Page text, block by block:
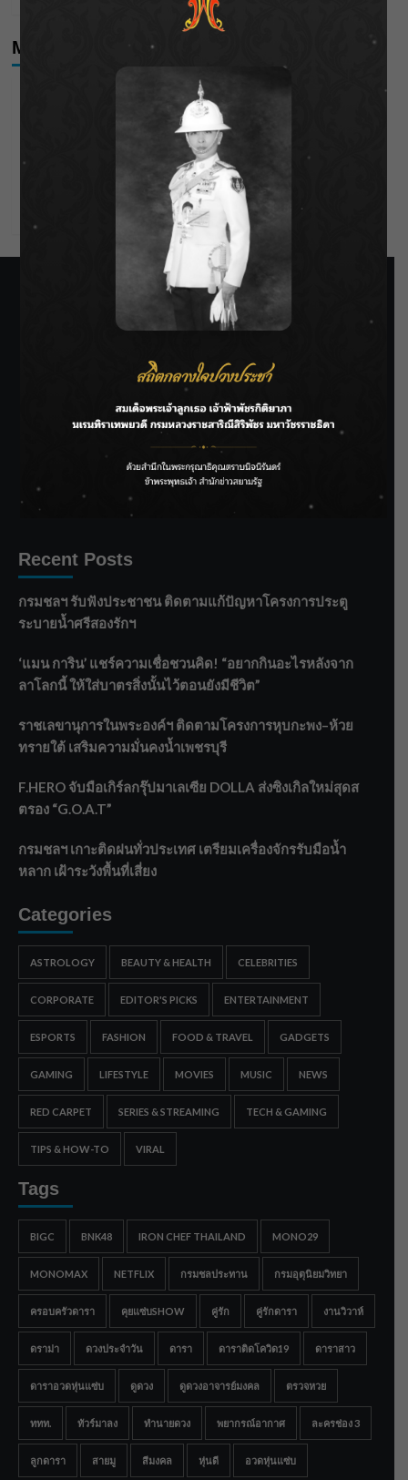
Meta
SIAMRATH VARIETY
THE BEST ENTERTAINMENT
Recent Posts
กรมชลฯ รับฟังประชาชน ติดตามแก้ปัญหาโครงการประตู
ระบายน้ำศรีสองรักฯ
‘แมน การิน’ แชร์ความเชื่อชวนคิด! “อยากกินอะไรหลังจาก
ลาโลกนี้ ให้ใส่บาตรสิ่งนั้นไว้ตอนยังมีชีวิต”
ราชเลขานุการในพระองค์ฯ ติดตามโครงการหุบกะพง–ห้วย
ทรายใต้ เสริมความมั่นคงน้ำเพชรบุรี
F.HERO จับมือเกิร์ลกรุ๊ปมาเลเซีย DOLLA ส่งซิงเกิลใหม่สุดส
ตรอง “G.O.A.T”
กรมชลฯ เกาะติดฝนทั่วประเทศ เตรียมเครื่องจักรรับมือน้ำ
หลาก เฝ้าระวังพื้นที่เสี่ยง
Categories
ASTROLOGY BEAUTY & HEALTH CELEBRITIES
CORPORATE EDITOR'S PICKS ENTERTAINMENT
ESPORTS FASHION FOOD & TRAVEL GADGETS
GAMING LIFESTYLE MOVIES MUSIC NEWS
RED CARPET SERIES & STREAMING TECH & GAMING
TIPS & HOW-TO VIRAL
Tags
BIGC BNK48 IRON CHEF THAILAND MONO29
MONOMAX NETFLIX กรมชลประทาน กรมอุตุนิยมวิทยา
ครอบครัวดารา คุยแซ่บSHOW คู่รัก คู่รักดารา งานวิวาห์
ดราม่า ดวงประจำวัน ดารา ดาราติดโควิด19 ดาราสาว
ดาราอวดหุ่นแซ่บ ดูดวง ดูดวงอาจารย์มงคล ตรวจหวย
ททท. ทัวร์มาลง ทำนายดวง พยากรณ์อากาศ ละครช่อง 3
ลูกดารา สายมู สีมงคล หุ่นดี อวดหุ่นแซ่บ